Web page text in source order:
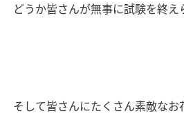
どうか皆さんが無事に試験を終え
そして皆さんにたくさん素敵なお